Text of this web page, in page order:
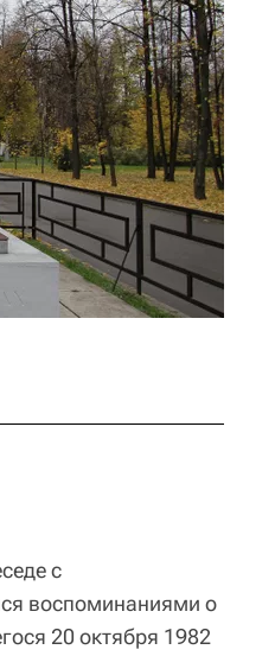
с
воспоминаниями о
20 октября 1982